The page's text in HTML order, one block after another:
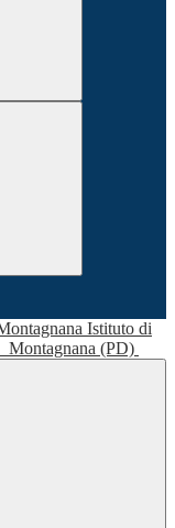
Istituto di
Montagnana (PD)